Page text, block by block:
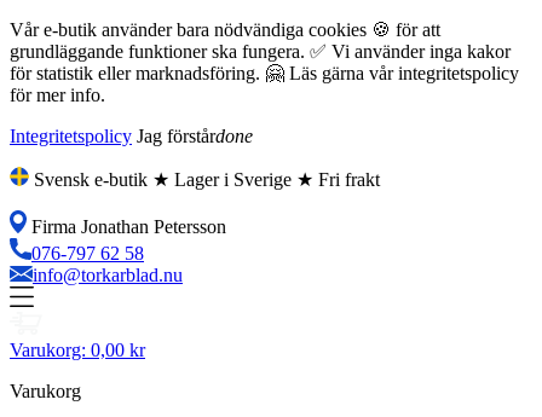
Vår e-butik använder bara nödvändiga cookies 🍪 för att
grundläggande funktioner ska fungera. ✅ Vi använder inga kakor
för statistik eller marknadsföring. 🤗 Läs gärna vår integritetspolicy
för mer info.
Integritetspolicy Jag förstårdone
Svensk e-butik ★ Lager i Sverige ★ Fri frakt
Firma Jonathan Petersson
076-797 62 58
info@torkarblad.nu
Varukorg: 0,00 kr
Varukorg